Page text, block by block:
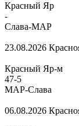
Красный Яр
-
Слава-МАР
23.08.2026
Красный Яр-м
47-5
МАР-Слава
06.08.2026